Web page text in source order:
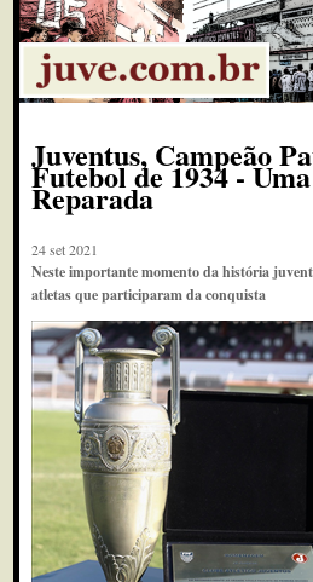
Juventus, Campeão
Futebol de 1934 -
Reparada
24 set 2021
Neste importante momento da história
atletas que participaram da conquista